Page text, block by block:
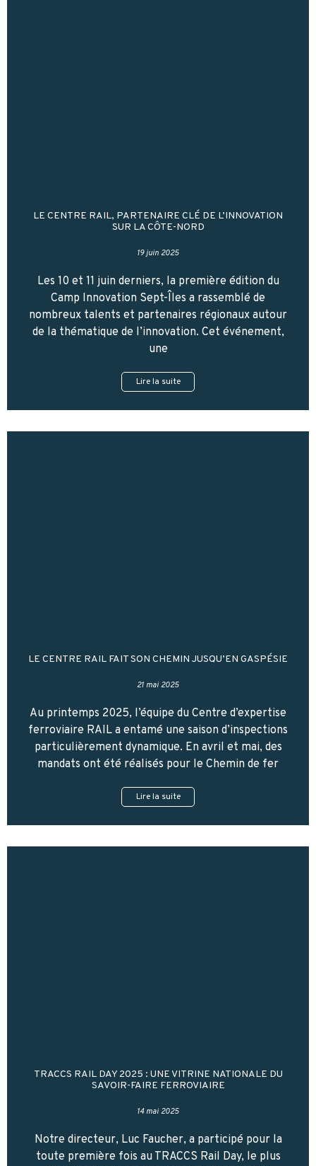
LE CENTRE RAIL, PARTENAIRE CLÉ DE L’INNOVATION
SUR LA CÔTE-NORD
19 juin 2025
Les 10 et 11 juin derniers, la première édition du
Camp Innovation Sept-Îles a rassemblé de
nombreux talents et partenaires régionaux autour
de la thématique de l’innovation. Cet événement,
une
Lire la suite
LE CENTRE RAIL FAIT SON CHEMIN JUSQU’EN GASPÉSIE
21 mai 2025
Au printemps 2025, l’équipe du Centre d’expertise
ferroviaire RAIL a entamé une saison d’inspections
particulièrement dynamique. En avril et mai, des
mandats ont été réalisés pour le Chemin de fer
Lire la suite
TRACCS RAIL DAY 2025 : UNE VITRINE NATIONALE DU
SAVOIR-FAIRE FERROVIAIRE
14 mai 2025
Notre directeur, Luc Faucher, a participé pour la
toute première fois au TRACCS Rail Day, le plus